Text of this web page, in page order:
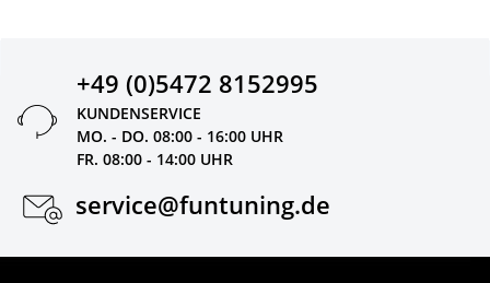
+49 (0)5472 8152995
KUNDENSERVICE
MO. - DO. 08:00 - 16:00 UHR
FR. 08:00 - 14:00 UHR
service@funtuning.de